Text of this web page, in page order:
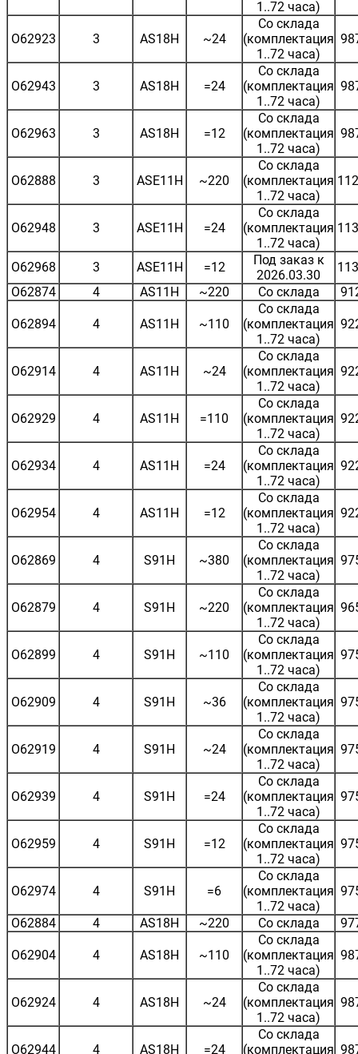
1..72 часа)
O62923 3 AS18H ~24
Со склада
(комплектация
1..72 часа)
O62943 3 AS18H =24
Со склада
(комплектация
1..72 часа)
O62963 3 AS18H =12
Со склада
(комплектация
1..72 часа)
O62888 3 ASE11H ~220
Со склада
(комплектация
1..72 часа)
O62948 3 ASE11H =24
Со склада
(комплектация
1..72 часа)
O62968 3 ASE11H =12
Под заказ к
2026.03.30
O62874
4 AS11H ~220 Со склада
O62894 4 AS11H ~110
Со склада
(комплектация
1..72 часа)
O62914 4 AS11H ~24
Со склада
(комплектация
1..72 часа)
O62929 4 AS11H =110
Со склада
(комплектация
1..72 часа)
O62934 4 AS11H =24
Со склада
(комплектация
1..72 часа)
O62954 4 AS11H =12
Со склада
(комплектация
1..72 часа)
O62869 4 S91H ~380
Со склада
(комплектация
1..72 часа)
O62879 4 S91H ~220
Со склада
(комплектация
1..72 часа)
O62899 4 S91H ~110
Со склада
(комплектация
1..72 часа)
O62909 4 S91H ~36
Со склада
(комплектация
1..72 часа)
O62919 4 S91H ~24
Со склада
(комплектация
1..72 часа)
O62939 4 S91H =24
Со склада
(комплектация
1..72 часа)
O62959 4 S91H =12
Со склада
(комплектация
1..72 часа)
O62974 4 S91H =6
Со склада
(комплектация
1..72 часа)
O62884 4 AS18H ~220 Со склада
O62904 4 AS18H ~110
Со склада
(комплектация
1..72 часа)
O62924 4 AS18H ~24
Со склада
(комплектация
1..72 часа)
O62944 4 AS18H =24
Со склада
(комплектация